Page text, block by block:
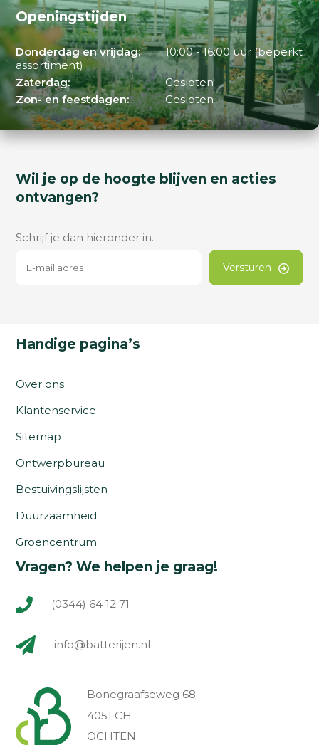
Openingstijden
Donderdag en vrijdag:
10:00 - 16:00 uur (beperkt
assortiment)
Zaterdag:
Gesloten
Zon- en feestdagen:
Gesloten
Wil je op de hoogte blijven en acties
ontvangen?
Schrijf je dan hieronder in.
Versturen
Handige pagina’s
Over ons
Klantenservice
Sitemap
Ontwerpbureau
Bestuivingslijsten
Duurzaamheid
Groencentrum
Vragen? We helpen je graag!
(0344) 64 12 71
info@batterijen.nl
Bonegraafseweg 68
4051 CH
OCHTEN